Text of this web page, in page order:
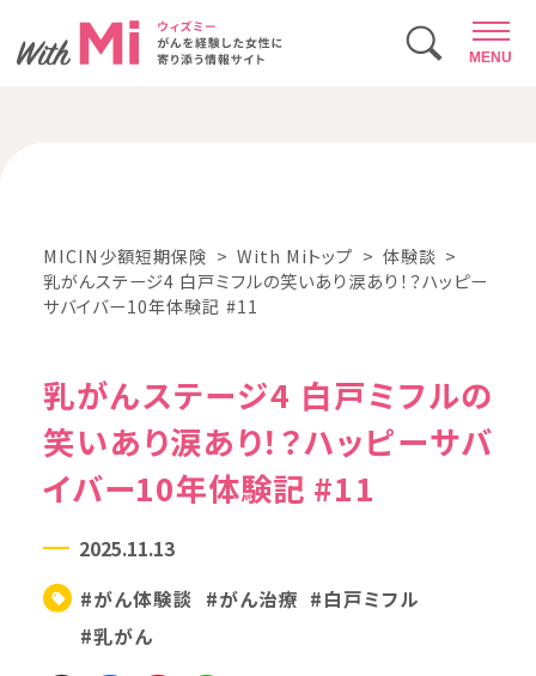
MENU
MICIN少額短期保険 With Miトップ
体験談
乳がんステージ4 白戸ミフルの笑いあり涙あり！？ハッピー
サバイバー10年体験記 #11
乳がんステージ4 白戸ミフルの
笑いあり涙あり！？ハッピーサバ
イバー10年体験記 #11
2025.11.13
#がん体験談
#がん治療 #白戸ミフル
#乳がん